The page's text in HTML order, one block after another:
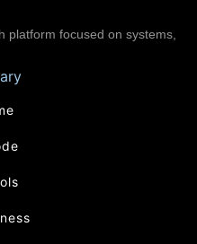
platform focused on systems,